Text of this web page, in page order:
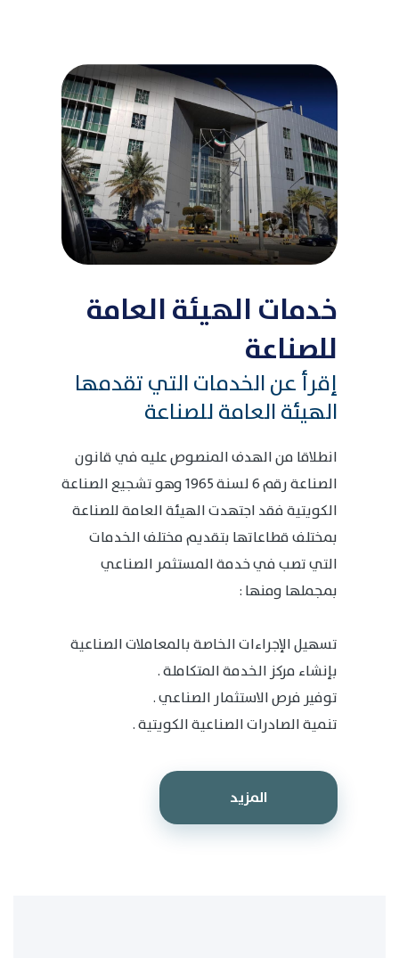
خدمات الهيئة العامة
للصناعة
إقرأ عن الخدمات التي تقدمها
الهيئة العامة للصناعة
انطلاقا من الهدف المنصوص عليه في قانون
الصناعة رقم 6 لسنة 1965 وهو تشجيع الصناعة
الكويتية فقد اجتهدت الهيئة العامة للصناعة
بمختلف قطاعاتها بتقديم مختلف الخدمات
التي تصب في خدمة المستثمر الصناعي
بمجملها ومنها :
تسهيل الإجراءات الخاصة بالمعاملات الصناعية
بإنشاء مركز الخدمة المتكاملة .
توفير فرص الاستثمار الصناعي .
تنمية الصادرات الصناعية الكويتية .
المزيد